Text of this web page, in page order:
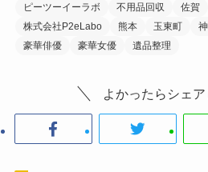
ピーツーイーラボ
不用品回収 佐賀
株式会社P2eLabo
熊本 玉東町
豪華俳優
豪華女優 遺品整理
よかったらシェア